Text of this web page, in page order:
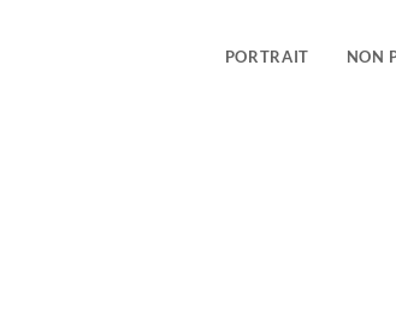
PORTRAIT NON